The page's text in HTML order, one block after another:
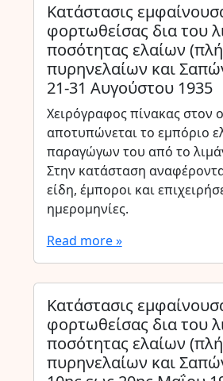
Κατάστασις
φορτωθείσας δια του
ποσότητας ελαίων
πυρηνελαίων και
21-31 Αυγούστου 1935
Χειρόγραφος πίνακας στον
αποτυπώνεται το εμπόριο
παραγώγων του από το
Στην κατάσταση
είδη, έμποροι και
ημερομηνίες.
Read more »
Κατάστασις
φορτωθείσας δια του
ποσότητας ελαίων
πυρηνελαίων και